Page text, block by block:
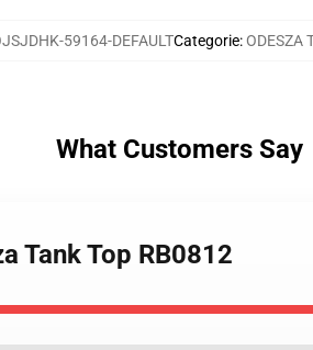
59164-DEFAULTCategorie:ODESZA
What Customers Say
Tank Top RB0812